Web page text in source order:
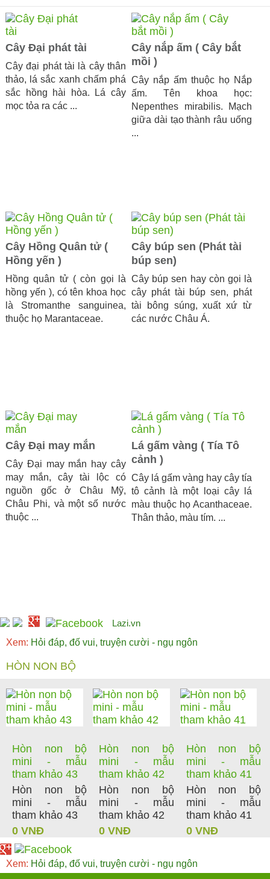
Cây Đại phát tài
Cây đại phát tài là cây thân
thảo, lá sắc xanh chấm phá
sắc hồng hài hòa. Lá cây
mọc tỏa ra các ...
Cây nắp ấm ( Cây bắt
mồi )
​Cây nắp ấm thuộc họ Nắp
ấm. Tên khoa học:
Nepenthes mirabilis. Mạch
giữa dài tạo thành râu uống
...
Cây Hồng Quân tử (
Hồng yến )
Hồng quân tử ( còn gọi là
hồng yến ), có tên khoa học
là Stromanthe sanguinea,
thuộc họ Marantaceae.
Cây búp sen (Phát tài
búp sen)
Cây búp sen hay còn gọi là
cây phát tài búp sen, phát
tài bông súng, xuất xứ từ
các nước Châu Á.
Cây Đại may mắn
Cây Đại may mắn hay cây
may mắn, cây tài lộc có
nguồn gốc ở Châu Mỹ,
Châu Phi, và một số nước
thuộc ...
Lá gấm vàng ( Tía Tô
cảnh )
Cây lá gấm vàng hay cây tía
tô cảnh là một loại cây lá
màu thuộc họ Acanthaceae.
Thân thảo, màu tím. ...
Lazi.vn
Xem: Hỏi đáp, đố vui, truyện cười - ngụ ngôn
HÒN NON BỘ
Hòn non bộ
mini - mẫu
tham khảo 43
Hòn non bộ
mini - mẫu
tham khảo 43
0 VNĐ
Hòn non bộ
mini - mẫu
tham khảo 42
Hòn non bộ
mini - mẫu
tham khảo 42
0 VNĐ
Hòn non bộ
mini - mẫu
tham khảo 41
Hòn non bộ
mini - mẫu
tham khảo 41
0 VNĐ
Xem: Hỏi đáp, đố vui, truyện cười - ngụ ngôn